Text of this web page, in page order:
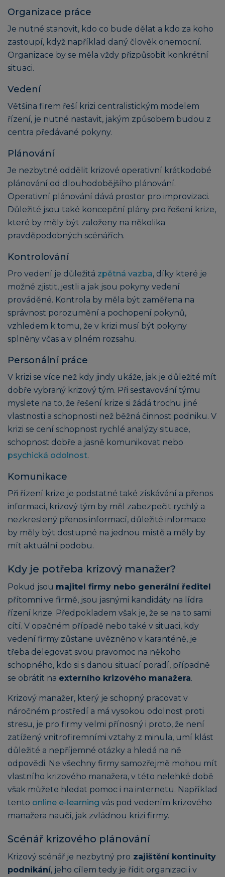
Organizace práce
Je nutné stanovit, kdo co bude dělat a kdo za koho
zastoupí, když například daný člověk onemocní.
Organizace by se měla vždy přizpůsobit konkrétní
situaci.
Vedení
Většina firem řeší krizi centralistickým modelem
řízení, je nutné nastavit, jakým způsobem budou z
centra předávané pokyny.
Plánování
Je nezbytné oddělit krizové operativní krátkodobé
plánování od dlouhodobějšího plánování.
Operativní plánování dává prostor pro improvizaci.
Důležité jsou také koncepční plány pro řešení krize,
které by měly být založeny na několika
pravděpodobných scénářích.
Kontrolování
Pro vedení je důležitá zpětná vazba, díky které je
možné zjistit, jestli a jak jsou pokyny vedení
prováděné. Kontrola by měla být zaměřena na
správnost porozumění a pochopení pokynů,
vzhledem k tomu, že v krizi musí být pokyny
splněny včas a v plném rozsahu.
Personální práce
V krizi se více než kdy jindy ukáže, jak je důležité mít
dobře vybraný krizový tým. Při sestavování týmu
myslete na to, že řešení krize si žádá trochu jiné
vlastnosti a schopnosti než běžná činnost podniku. V
krizi se cení schopnost rychlé analýzy situace,
schopnost dobře a jasně komunikovat nebo
psychická odolnost.
Komunikace
Při řízení krize je podstatné také získávání a přenos
informací, krizový tým by měl zabezpečit rychlý a
nezkreslený přenos informací, důležité informace
by měly být dostupné na jednou místě a měly by
mít aktuální podobu.
Kdy je potřeba krizový manažer?
Pokud jsou majitel firmy nebo generální ředitel
přítomni ve firmě, jsou jasnými kandidáty na lídra
řízení krize. Předpokladem však je, že se na to sami
cítí. V opačném případě nebo také v situaci, kdy
vedení firmy zůstane uvězněno v karanténě, je
třeba delegovat svou pravomoc na někoho
schopného, kdo si s danou situací poradí, případně
se obrátit na externího krizového manažera.
Krizový manažer, který je schopný pracovat v
náročném prostředí a má vysokou odolnost proti
stresu, je pro firmy velmi přínosný i proto, že není
zatížený vnitrofiremními vztahy z minula, umí klást
důležité a nepříjemné otázky a hledá na ně
odpovědi. Ne všechny firmy samozřejmě mohou mít
vlastního krizového manažera, v této nelehké době
však můžete hledat pomoc i na internetu. Například
tento online e-learning vás pod vedením krizového
manažera naučí, jak zvládnou krizi firmy.
Scénář krizového plánování
Krizový scénář je nezbytný pro zajištění kontinuity
podnikání, jeho cílem tedy je řídit organizaci i v